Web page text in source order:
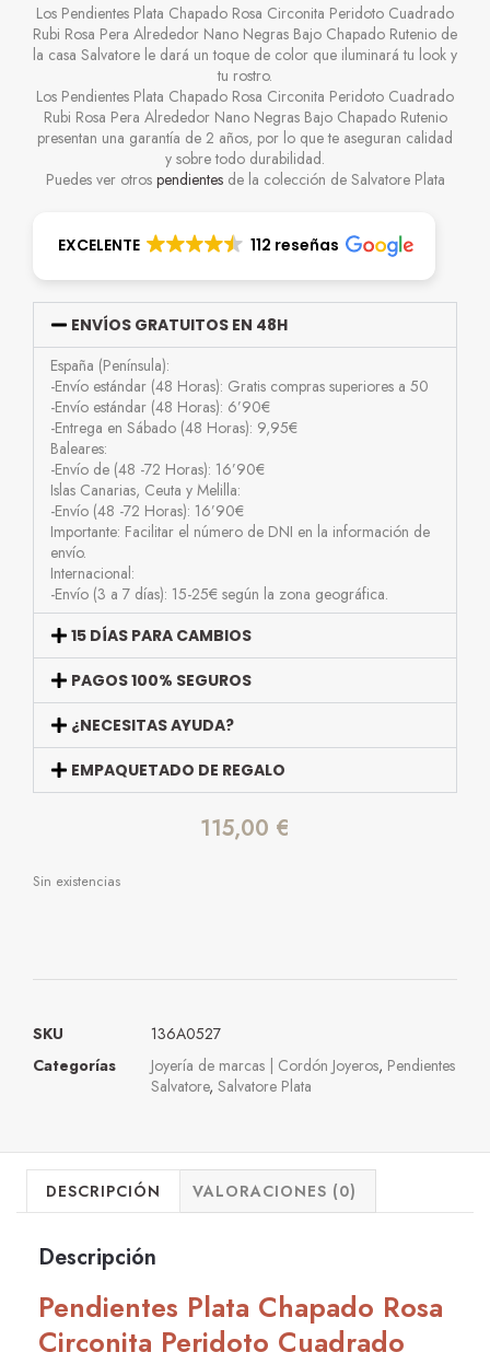
Los Pendientes Plata Chapado Rosa Circonita Peridoto Cuadrado
Rubi Rosa Pera Alrededor Nano Negras Bajo Chapado Rutenio de
la casa Salvatore le dará un toque de color que iluminará tu look y
tu rostro.
Los Pendientes Plata Chapado Rosa Circonita Peridoto Cuadrado
Rubi Rosa Pera Alrededor Nano Negras Bajo Chapado Rutenio
presentan una garantía de 2 años, por lo que te aseguran calidad
y sobre todo durabilidad.
Puedes ver otros pendientesde la colección de Salvatore Plata
EXCELENTE 112 reseñas
ENVÍOS GRATUITOS EN 48H
España (Península):
-Envío estándar (48 Horas): Gratis compras superiores a 50
-Envío estándar (48 Horas): 6’90€
-Entrega en Sábado (48 Horas): 9,95€
Baleares:
-Envío de (48 -72 Horas): 16’90€
Islas Canarias, Ceuta y Melilla:
-Envío (48 -72 Horas): 16’90€
Importante: Facilitar el número de DNI en la información de
envío.
Internacional:
-Envío (3 a 7 días): 15-25€ según la zona geográfica.
15 DÍAS PARA CAMBIOS
PAGOS 100% SEGUROS
¿NECESITAS AYUDA?
EMPAQUETADO DE REGALO
115,00 €
Sin existencias
SKU
136A0527
Categorías
Joyería de marcas | Cordón Joyeros, Pendientes
Salvatore, Salvatore Plata
DESCRIPCIÓN VALORACIONES (0)
Descripción
Pendientes Plata Chapado Rosa
Circonita Peridoto Cuadrado